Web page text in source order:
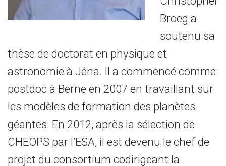
Broeg a
soutenu sa
thèse de doctorat en physique et
astronomie à Jéna. Il a commencé comme
postdoc à Berne en 2007 en travaillant sur
les modèles de formation des planètes
géantes. En 2012, après la sélection de
CHEOPS par l’ESA, il est devenu le chef de
projet du consortium codirigeant la